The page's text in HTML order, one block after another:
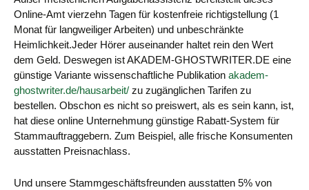
Online-Amt vierzehn Tagen für kostenfreie richtigstellung (1
Monat für langweiliger Arbeiten) und unbeschränkte
Heimlichkeit.Jeder Hörer auseinander haltet rein den Wert
dem Geld. Deswegen ist AKADEM-GHOSTWRITER.DE eine
günstige Variante wissenschaftliche Publikation akadem-
ghostwriter.de/hausarbeit/ zu zugänglichen Tarifen zu
bestellen. Obschon es nicht so preiswert, als es sein kann, ist,
hat diese online Unternehmung günstige Rabatt-System für
Stammauftraggebern. Zum Beispiel, alle frische Konsumenten
ausstatten Preisnachlass.
Und unsere Stammgeschäftsfreunden ausstatten 5% von